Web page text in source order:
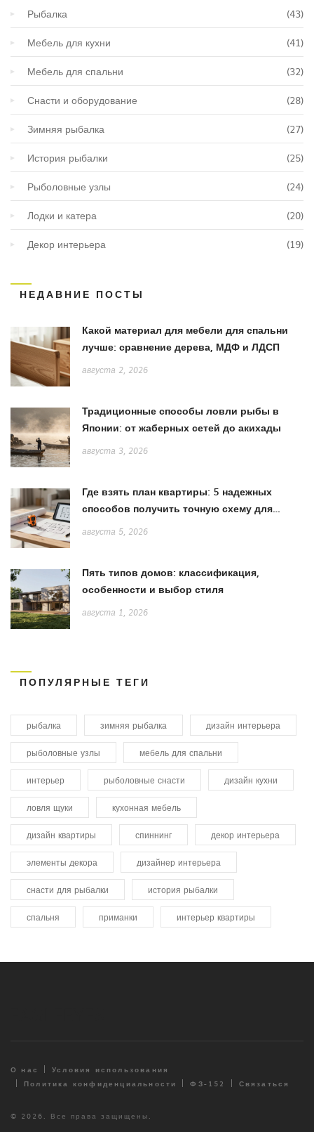
Рыбалка (43)
Мебель для кухни (41)
Мебель для спальни (32)
Снасти и оборудование (28)
Зимняя рыбалка (27)
История рыбалки (25)
Рыболовные узлы (24)
Лодки и катера (20)
Декор интерьера (19)
НЕДАВНИЕ ПОСТЫ
Какой материал для мебели для спальни
лучше: сравнение дерева, МДФ и ЛДСП
августа 2, 2026
Традиционные способы ловли рыбы в
Японии: от жаберных сетей до акихады
августа 3, 2026
Где взять план квартиры: 5 надежных
способов получить точную схему для
ремонта
августа 5, 2026
Пять типов домов: классификация,
особенности и выбор стиля
августа 1, 2026
ПОПУЛЯРНЫЕ ТЕГИ
рыбалка зимняя рыбалка дизайн интерьера
рыболовные узлы мебель для спальни
интерьер рыболовные снасти дизайн кухни
ловля щуки кухонная мебель
дизайн квартиры спиннинг декор интерьера
элементы декора дизайнер интерьера
снасти для рыбалки история рыбалки
спальня приманки интерьер квартиры
О нас
Условия использования
Политика конфиденциальности
ФЗ-152 Связаться
© 2026. Все права защищены.